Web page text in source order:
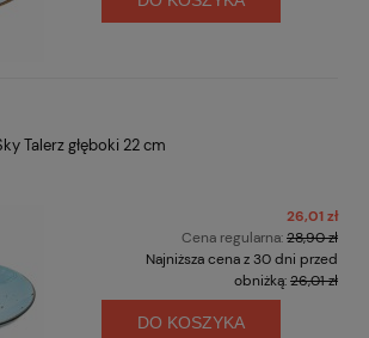
Talerz głęboki 22 cm
26,01 zł
Cena regularna:28,90 zł
Najniższa cena z 30 dni przed
obniżką:26,01 zł
DO KOSZYKA